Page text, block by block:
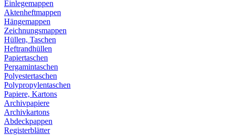
Einlegemappen
Aktenheftmappen
Hängemappen
Zeichnungsmappen
Hüllen, Taschen
Heftrandhüllen
Papiertaschen
Pergamintaschen
Polyestertaschen
Polypropylentaschen
Papiere, Kartons
Archivpapiere
Archivkartons
Abdeckpappen
Registerblätter